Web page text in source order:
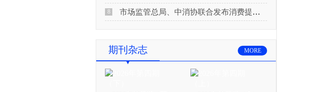
8 市场监管总局、中消协联合发布消费提示：关注检测报告：果蔬安全的“通行证”
期刊杂志 MORE